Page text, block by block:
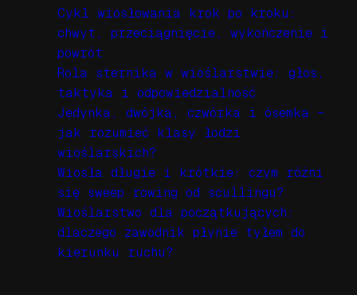
Cykl wiosłowania krok po kroku:
chwyt, przeciągnięcie, wykończenie i
powrót
Rola sternika w wioślarstwie: głos,
taktyka i odpowiedzialność
Jedynka, dwójka, czwórka i ósemka –
jak rozumieć klasy łodzi
wioślarskich?
Wiosła długie i krótkie: czym różni
się sweep rowing od scullingu?
Wioślarstwo dla początkujących:
dlaczego zawodnik płynie tyłem do
kierunku ruchu?